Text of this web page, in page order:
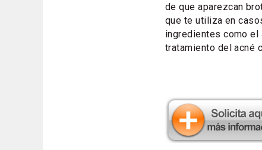
de que aparezcan
que te utiliza en
ingredientes como
tratamiento del acné